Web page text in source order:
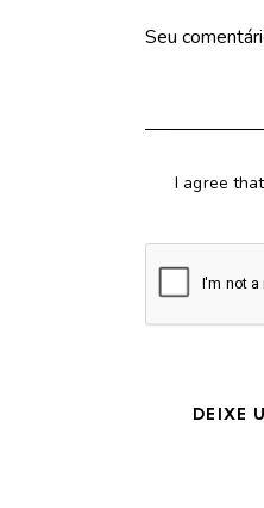
I agree